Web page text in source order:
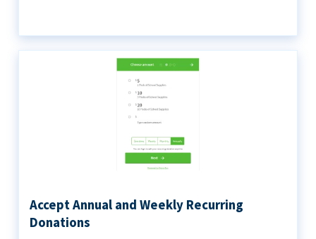
Accept Annual and Weekly Recurring
Donations